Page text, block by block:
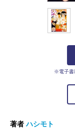
※電子書
著者ハシモト